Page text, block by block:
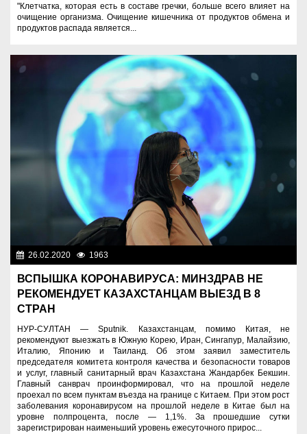
"Клетчатка, которая есть в составе гречки, больше всего влияет на
очищение организма. Очищение кишечника от продуктов обмена и
продуктов распада является...
26.02.2020 1963
ВСПЫШКА КОРОНАВИРУСА: МИНЗДРАВ НЕ
РЕКОМЕНДУЕТ КАЗАХСТАНЦАМ ВЫЕЗД В 8
СТРАН
НУР-СУЛТАН — Sputnik. Казахстанцам, помимо Китая, не
рекомендуют выезжать в Южную Корею, Иран, Сингапур, Малайзию,
Италию, Японию и Таиланд. Об этом заявил заместитель
председателя комитета контроля качества и безопасности товаров
и услуг, главный санитарный врач Казахстана Жандарбек Бекшин.
Главный санврач проинформировал, что на прошлой неделе
проехал по всем пунктам въезда на границе с Китаем. При этом рост
заболевания коронавирусом на прошлой неделе в Китае был на
уровне полпроцента, после — 1,1%. За прошедшие сутки
зарегистрирован наименьший уровень ежесуточного прирос...